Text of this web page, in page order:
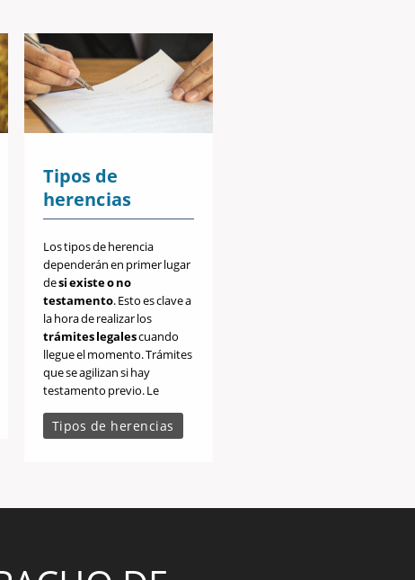
Tipos de
herencias
Los tipos de herencia
dependerán en primer lugar
desi existe o no
testamento. Esto es clave a
la hora de realizar los
trámites legalescuando
llegue el momento. Trámites
que se agilizan si hay
testamento previo. Le
fórmulaspara su caso.
Tipos de herencias